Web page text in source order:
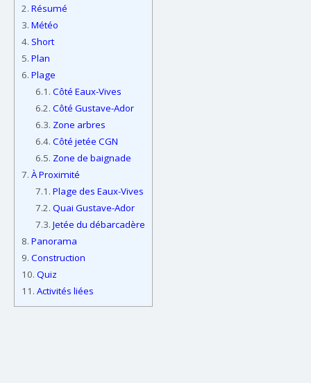
2. Résumé
3. Météo
4. Short
5. Plan
6. Plage
6.1. Côté Eaux-Vives
6.2. Côté Gustave-Ador
6.3. Zone arbres
6.4. Côté jetée CGN
6.5. Zone de baignade
7. À Proximité
7.1. Plage des Eaux-Vives
7.2. Quai Gustave-Ador
7.3. Jetée du débarcadère
8. Panorama
9. Construction
10. Quiz
11. Activités liées